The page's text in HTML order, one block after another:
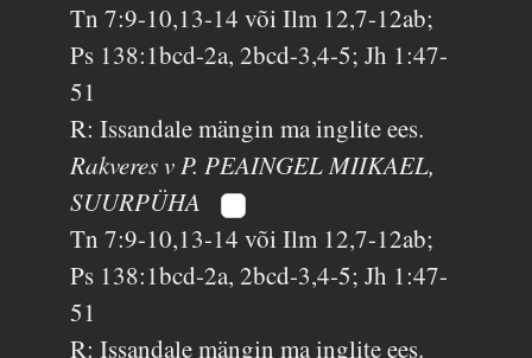
Tn 7:9-10,13-14 või Ilm 12,7-12ab;
Ps 138:1bcd-2a, 2bcd-3,4-5; Jh 1:47-
51
R: Issandale mängin ma inglite ees.
Rakveres v P. PEAINGEL MIIKAEL,
SUURPÜHA
Tn 7:9-10,13-14 või Ilm 12,7-12ab;
Ps 138:1bcd-2a, 2bcd-3,4-5; Jh 1:47-
51
R: Issandale mängin ma inglite ees.